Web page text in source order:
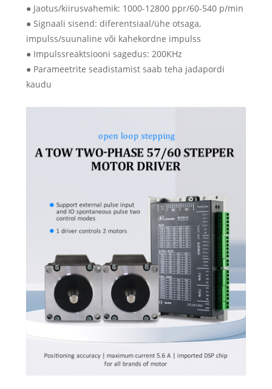
● Jaotus/kiirusvahemik: 1000-12800 ppr/60-540 p/min
● Signaali sisend: diferentsiaal/ühe otsaga,
impulss/suunaline või kahekordne impulss
● Impulssreaktsiooni sagedus: 200KHz
● Parameetrite seadistamist saab teha jadapordi
kaudu